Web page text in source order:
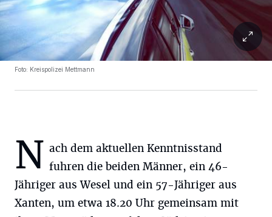
Foto: Kreispolizei Mettmann
N ach dem aktuellen Kenntnisstand
fuhren die beiden Männer, ein 46-
Jähriger aus Wesel und ein 57-Jähriger aus
Xanten, um etwa 18.20 Uhr gemeinsam mit